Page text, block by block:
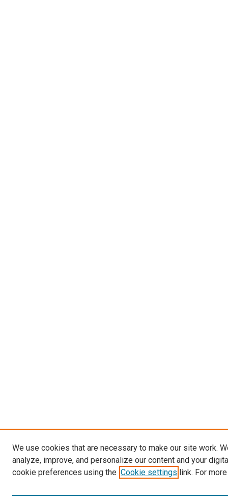
We use cookies that are necessary to make our site work.
analyze, improve, and personalize our content and your
cookie preferences using the Cookie settings link. For